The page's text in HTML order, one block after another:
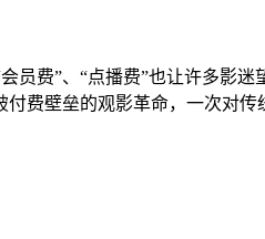
员费”、“点播费”也让许多影迷
费壁垒的观影革命，一次对传